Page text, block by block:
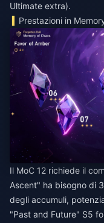
Ultimate extra).
Prestazioni in
Il MoC 12 richiede il
Ascent" ha bisogno di
degli accumuli,
"Past and Future" S5